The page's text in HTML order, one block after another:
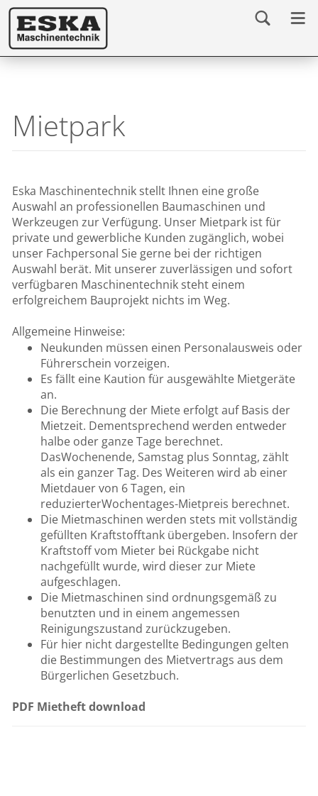
Mietpark
Eska Maschinentechnik stellt Ihnen eine große
Auswahl an professionellen Baumaschinen und
Werkzeugen zur Verfügung. Unser Mietpark ist für
private und gewerbliche Kunden zugänglich, wobei
unser Fachpersonal Sie gerne bei der richtigen
Auswahl berät. Mit unserer zuverlässigen und sofort
verfügbaren Maschinentechnik steht einem
erfolgreichem Bauprojekt nichts im Weg.
Allgemeine Hinweise:
Neukunden müssen einen Personalausweis oder
Führerschein vorzeigen.
Es fällt eine Kaution für ausgewählte Mietgeräte
an.
Die Berechnung der Miete erfolgt auf Basis der
Mietzeit. Dementsprechend werden entweder
halbe oder ganze Tage berechnet.
DasWochenende, Samstag plus Sonntag, zählt
als ein ganzer Tag. Des Weiteren wird ab einer
Mietdauer von 6 Tagen, ein
reduzierterWochentages-Mietpreis berechnet.
Die Mietmaschinen werden stets mit vollständig
gefüllten Kraftstofftank übergeben. Insofern der
Kraftstoff vom Mieter bei Rückgabe nicht
nachgefüllt wurde, wird dieser zur Miete
aufgeschlagen.
Die Mietmaschinen sind ordnungsgemäß zu
benutzten und in einem angemessen
Reinigungszustand zurückzugeben.
Für hier nicht dargestellte Bedingungen gelten
die Bestimmungen des Mietvertrags aus dem
Bürgerlichen Gesetzbuch.
PDF Mietheft download